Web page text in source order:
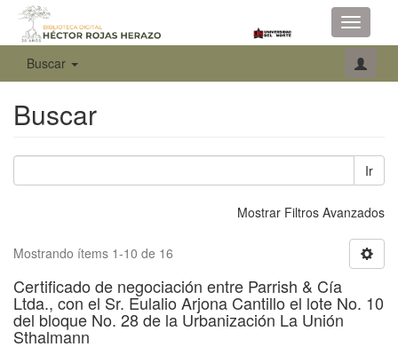
Toggle
Buscar
Buscar
Ir
Mostrar Filtros Avanzados
Mostrando ítems 1-10 de 16
Certificado de negociación entre Parrish & Cía
Ltda., con el Sr. Eulalio Arjona Cantillo el lote No. 10
del bloque No. 28 de la Urbanización La Unión
Sthalmann